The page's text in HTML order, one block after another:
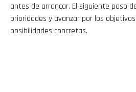
antes de arrancar. El siguiente paso
prioridades y avanzar por los
posibilidades concretas.
Reddit
Pinterest